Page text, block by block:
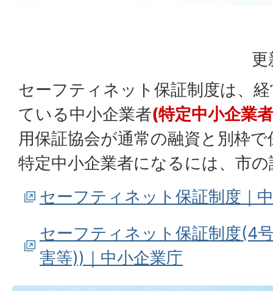
更
セーフティネット保証制度は、
ている中小企業者(特定中小企業
用保証協会が通常の融資と別枠
特定中小企業者になるには、市
セーフティネット保証制度｜
セーフティネット保証制度(4
害等))｜中小企業庁